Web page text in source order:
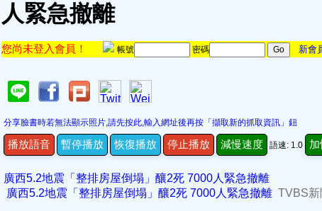
人緊急撤離
您尚未登入會員！ 帳號 密碼 新會
分享臉書時若無法顯示照片,請先按此,輸入網址後再按「擷取新的抓取資訊」鈕
播放語音 暫停播放 恢復播放 停止播放 減慢速度 語速: 1.0
廣西5.2地震「整排房屋倒塌」釀2死 7000人緊急撤離
廣西5.2地震「整排房屋倒塌」釀2死 7000人緊急撤離 TVBS新